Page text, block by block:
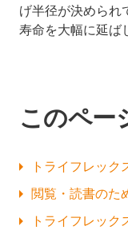
げ半径が決められ
寿命を大幅に延ば
このペー
トライフレック
閲覧・読書のた
トライフレック